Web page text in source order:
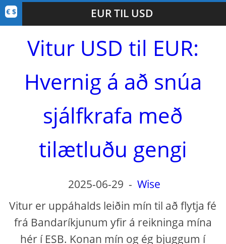
EUR TIL USD
Vitur USD til EUR:
Hvernig á að snúa
sjálfkrafa með
tilætluðu gengi
2025-06-29 - Wise
Vitur er uppáhalds leiðin mín til að flytja fé
frá Bandaríkjunum yfir á reikninga mína
hér í ESB. Konan mín og ég bjuggum í